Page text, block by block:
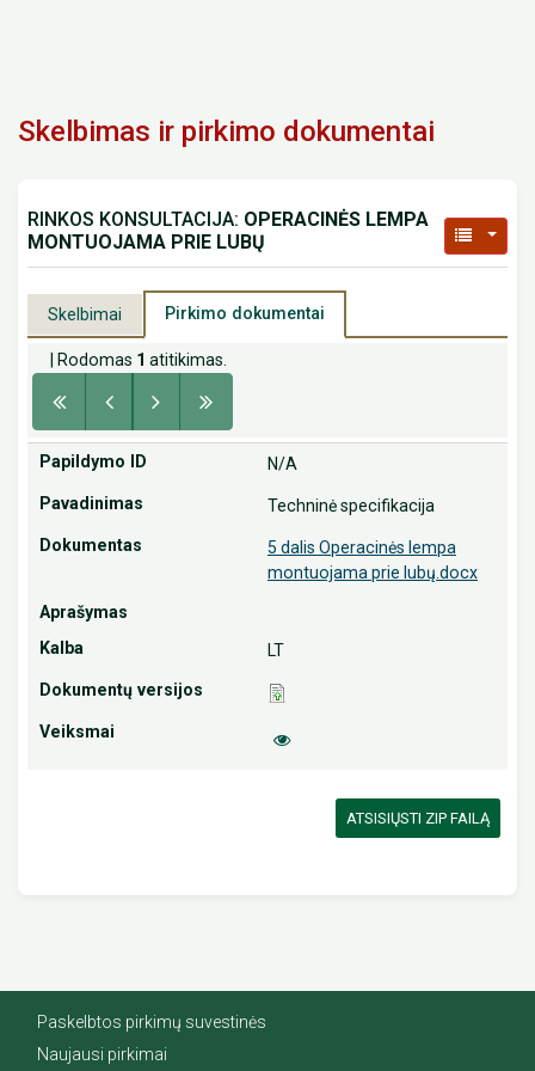
Skelbimas ir pirkimo dokumentai
RINKOS KONSULTACIJA: OPERACINĖS LEMPA
MONTUOJAMA PRIE LUBŲ
Skelbimai Pirkimo dokumentai
| Rodomas 1 atitikimas.
N/A
Techninė specifikacija
5 dalis Operacinės lempa
montuojama prie lubų.docx
LT
ATSISIŲSTI ZIP FAILĄ
Paskelbtos pirkimų suvestinės
Naujausi pirkimai